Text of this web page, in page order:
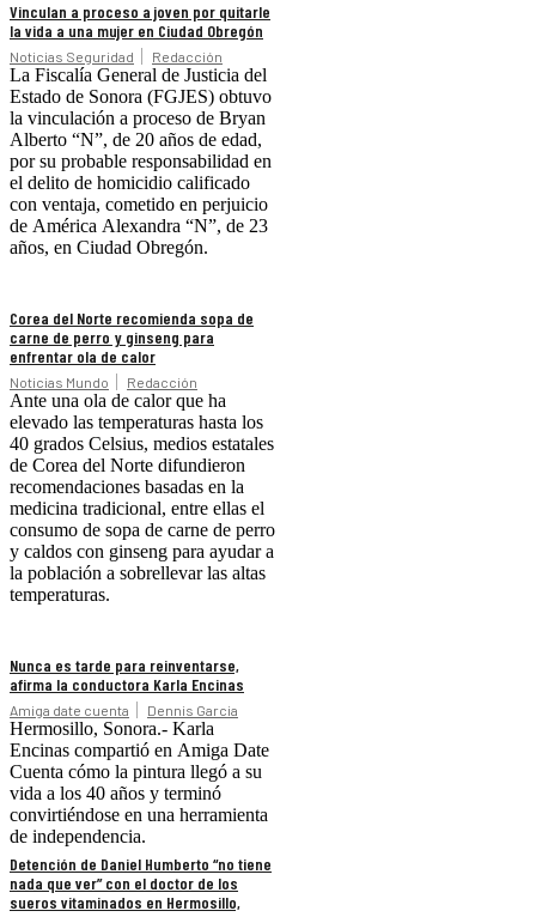
Vinculan a proceso a joven por quitarle
la vida a una mujer en Ciudad Obregón
Noticias Seguridad Redacción
La Fiscalía General de Justicia del
Estado de Sonora (FGJES) obtuvo
la vinculación a proceso de Bryan
Alberto “N”, de 20 años de edad,
por su probable responsabilidad en
el delito de homicidio calificado
con ventaja, cometido en perjuicio
de América Alexandra “N”, de 23
años, en Ciudad Obregón.
Corea del Norte recomienda sopa de
carne de perro y ginseng para
enfrentar ola de calor
Noticias Mundo Redacción
Ante una ola de calor que ha
elevado las temperaturas hasta los
40 grados Celsius, medios estatales
de Corea del Norte difundieron
recomendaciones basadas en la
medicina tradicional, entre ellas el
consumo de sopa de carne de perro
y caldos con ginseng para ayudar a
la población a sobrellevar las altas
temperaturas.
Nunca es tarde para reinventarse,
afirma la conductora Karla Encinas
Amiga date cuenta Dennis Garcia
Hermosillo, Sonora.- Karla
Encinas compartió en Amiga Date
Cuenta cómo la pintura llegó a su
vida a los 40 años y terminó
convirtiéndose en una herramienta
de independencia.
Detención de Daniel Humberto “no tiene
nada que ver” con el doctor de los
sueros vitaminados en Hermosillo,